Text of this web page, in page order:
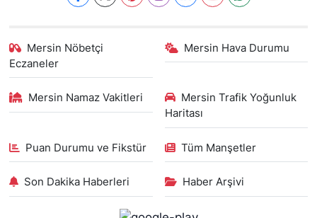
Mersin Nöbetçi
Eczaneler
Mersin Hava Durumu
Mersin Namaz Vakitleri
Mersin Trafik Yoğunluk
Haritası
Puan Durumu ve Fikstür Tüm Manşetler
Son Dakika Haberleri Haber Arşivi